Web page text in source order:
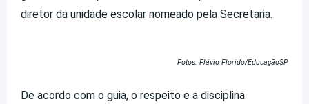
diretor da unidade escolar nomeado pela Secretaria.
Fotos: Flávio Florido/EducaçãoSP
De acordo com o guia, o respeito e a disciplina